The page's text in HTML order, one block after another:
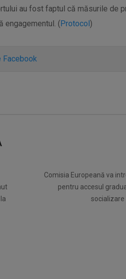
au fost faptul că măsurile de
engagementul. (Protocol)
Facebook
Comisia Europeană va
pentru accesul
socializare